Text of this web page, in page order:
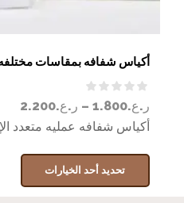
أكياس شفافه بمقاسات
ر.ع.1.800
– ر.ع.2.200
أكياس شفافه عمليه متعدد
تحديد أحد الخيارات